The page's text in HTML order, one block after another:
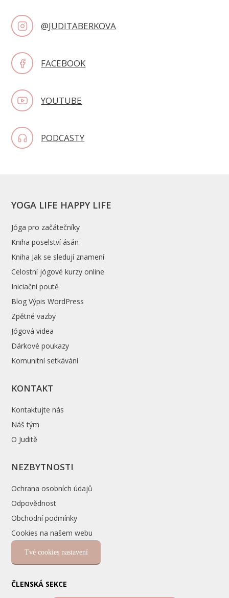
@JUDITABERKOVA
FACEBOOK
YOUTUBE
PODCASTY
YOGA LIFE HAPPY LIFE
Jóga pro začátečníky
Kniha poselství ásán
Kniha Jak se sledují znamení
Celostní jógové kurzy online
Iniciační poutě
Blog Výpis WordPress
Zpětné vazby
Jógová videa
Dárkové poukazy
Komunitní setkávání
KONTAKT
Kontaktujte nás
Náš tým
O Juditě
NEZBYTNOSTI
Ochrana osobních údajů
Odpovědnost
Obchodní podmínky
Cookies na našem webu
Tvé cookies nastavení
ČLENSKÁ SEKCE